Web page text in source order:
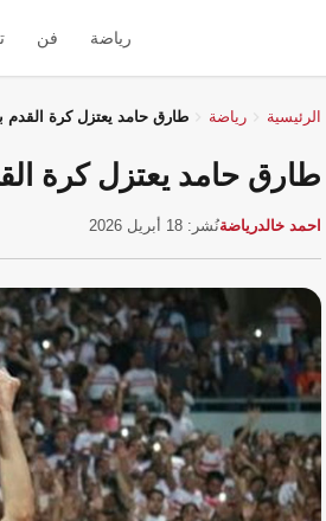
رياضة فن
الرئيسية رياضة طارق حامد يعتزل كرة القدم
طارق حامد يعتزل كرة
احمد خالدرياضةنُشر: 18 أبريل 2026